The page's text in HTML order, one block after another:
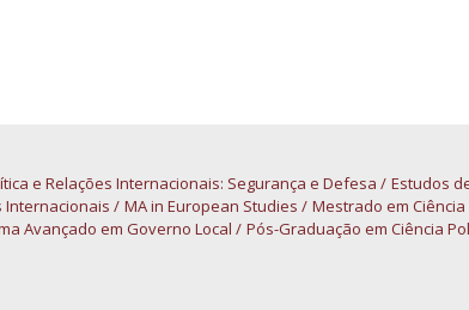
de Tocqueville
e Relações Internacionais: Segurança e Defesa Estudos
Internacionais
MA in European Studies
Mestrado em
Avançado em Governo Local
Pós-Graduação em Ciência